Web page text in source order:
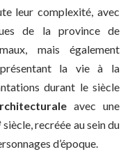
leur complexité, avec
de la province de
mais également
la vie à la
durant le siècle
avec une
siècle, recréée au sein du
d’époque.